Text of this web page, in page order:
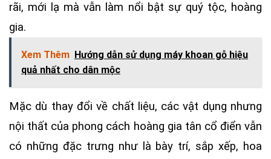
rãi, mới lạ mà vẫn làm nổi bật sự quý tộc, hoàng
gia.
Xem Thêm Hướng dẫn sử dụng máy khoan gỗ hiệu
quả nhất cho dân mộc
Mặc dù thay đổi về chất liệu, các vật dụng nhưng
nội thất của phong cách hoàng gia tân cổ điển vẫn
có những đặc trưng như là bày trí, sắp xếp, hoa